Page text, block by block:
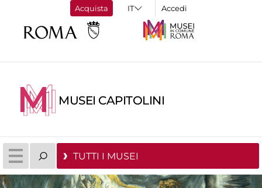
Acquista Accedi
MUSEI CAPITOLINI
TUTTI I MUSEI